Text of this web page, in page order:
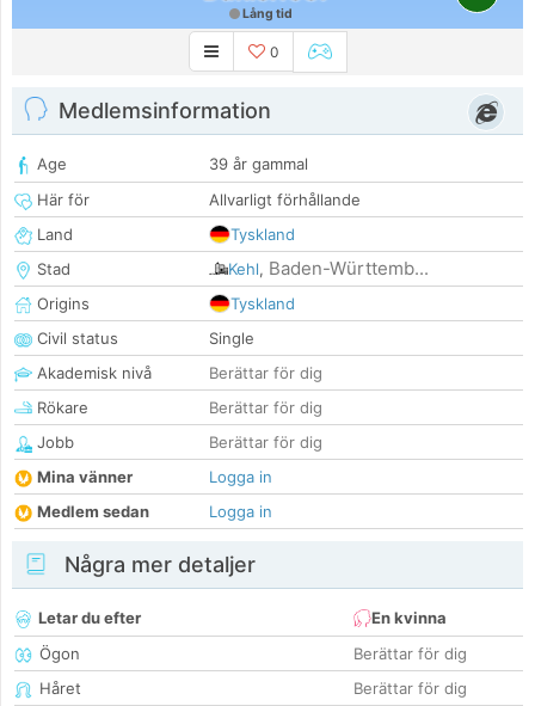
Lång tid
0
Medlemsinformation
Age
39 år gammal
Här för
Allvarligt förhållande
Land
Tyskland
Stad
Kehl, Baden-Württemb...
Origins
Tyskland
Civil status
Single
Akademisk nivå
Berättar för dig
Rökare
Berättar för dig
Jobb
Berättar för dig
Mina vänner
Logga in
Medlem sedan
Logga in
Några mer detaljer
Letar du efter
En kvinna
Ögon
Berättar för dig
Håret
Berättar för dig